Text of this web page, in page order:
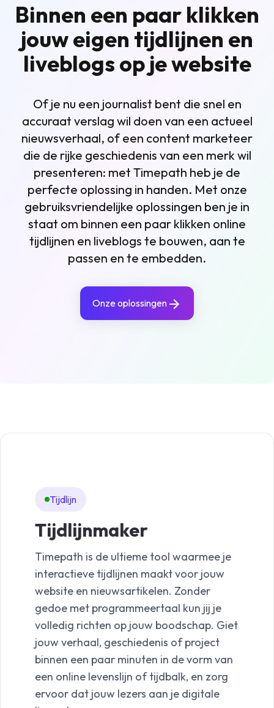
Binnen een paar klikken
jouw eigen tijdlijnen en
liveblogs op je website
Of je nu een journalist bent die snel en
accuraat verslag wil doen van een actueel
nieuwsverhaal, of een content marketeer
die de rijke geschiedenis van een merk wil
presenteren: met Timepath heb je de
perfecte oplossing in handen. Met onze
gebruiksvriendelijke oplossingen ben je in
staat om binnen een paar klikken online
tijdlijnen en liveblogs te bouwen, aan te
passen en te embedden.
Onze oplossingen
Tijdlijn
Tijdlijnmaker
Timepath is de ultieme tool waarmee je
interactieve tijdlijnen maakt voor jouw
website en nieuwsartikelen. Zonder
gedoe met programmeertaal kun jij je
volledig richten op jouw boodschap. Giet
jouw verhaal, geschiedenis of project
binnen een paar minuten in de vorm van
een online levenslijn of tijdbalk, en zorg
ervoor dat jouw lezers aan je digitale